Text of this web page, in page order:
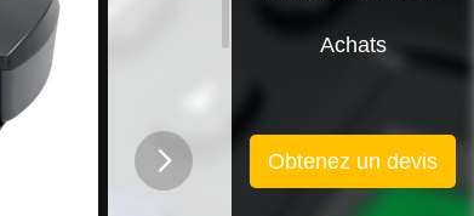
Achats
Obtenez un devis